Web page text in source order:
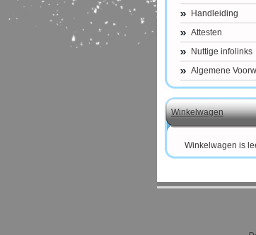
Handleiding
Attesten
Nuttige infolinks
Algemene
Winkelwagen
Winkelwagen is